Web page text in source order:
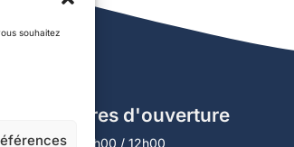
souhaitez
Horaires d'ouverture
Lundi : 9h00 / 12h00